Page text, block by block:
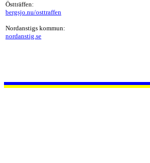
Östträffen:
bergsjo.nu/osttraffen
Nordanstigs kommun:
nordanstig.se